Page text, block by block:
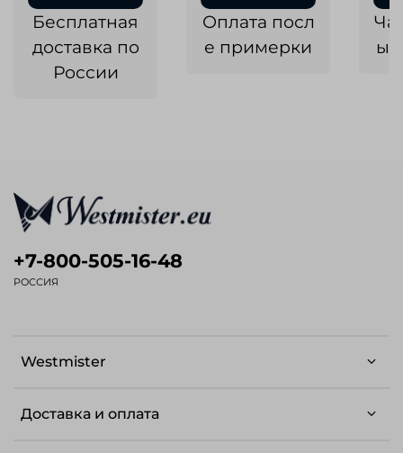
Бесплатная
доставка по
России
Оплата посл
е примерки
Westmister
Доставка и оплата
+7-800-505-16-48
РОССИЯ